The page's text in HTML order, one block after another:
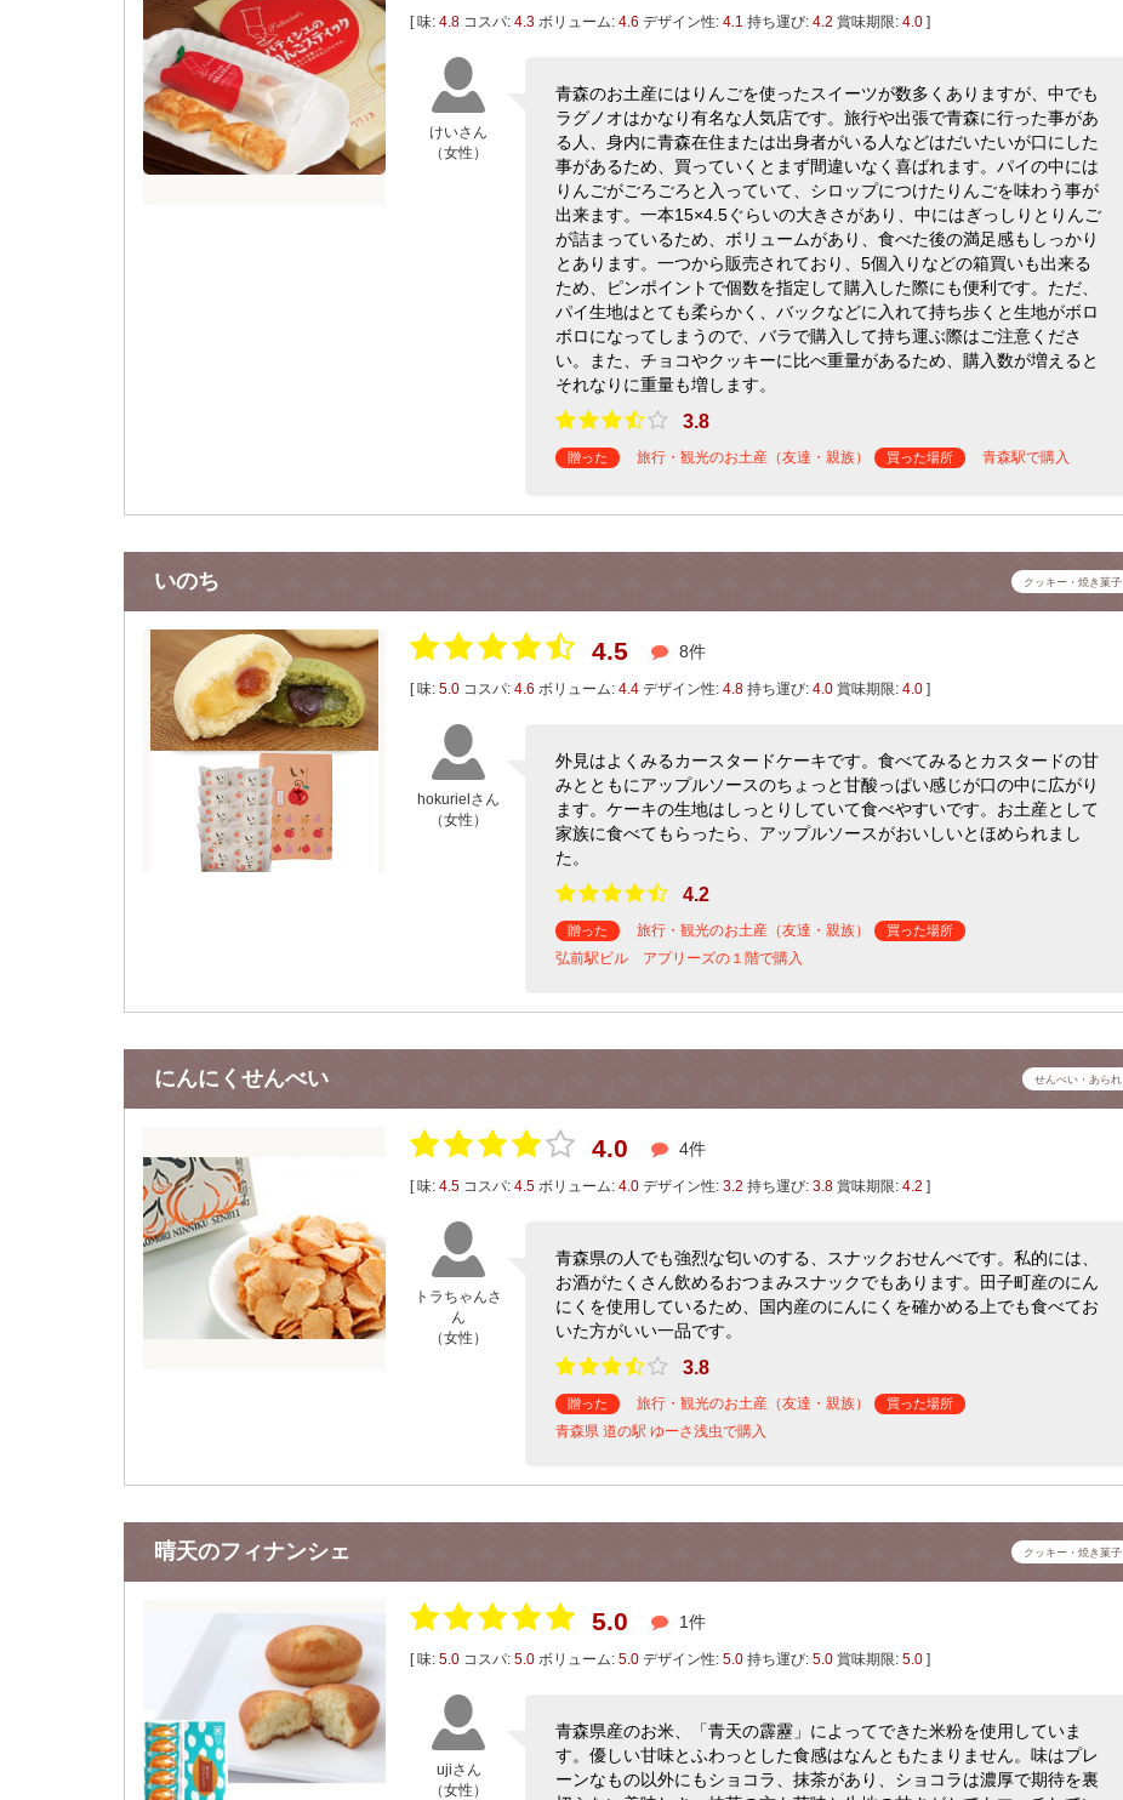
[ 味: 4.8 コスパ: 4.3 ボリューム: 4.6 デザイン性: 4.1 持ち運び: 4.2 賞味期限: 4.0 ]
けいさん
（女性）
青森のお土産にはりんごを使ったスイーツが数多くありますが、中でも
ラグノオはかなり有名な人気店です。旅行や出張で青森に行った事があ
る人、身内に青森在住または出身者がいる人などはだいたいが口にした
事があるため、買っていくとまず間違いなく喜ばれます。パイの中には
りんごがごろごろと入っていて、シロップにつけたりんごを味わう事が
出来ます。一本15×4.5ぐらいの大きさがあり、中にはぎっしりとりんご
が詰まっているため、ボリュームがあり、食べた後の満足感もしっかり
とあります。一つから販売されており、5個入りなどの箱買いも出来る
ため、ピンポイントで個数を指定して購入した際にも便利です。ただ、
パイ生地はとても柔らかく、バックなどに入れて持ち歩くと生地がボロ
ボロになってしまうので、バラで購入して持ち運ぶ際はご注意くださ
い。また、チョコやクッキーに比べ重量があるため、購入数が増えると
それなりに重量も増します。
3.8
贈った 旅行・観光のお土産（友達・親族） 買った場所 青森駅で購入
いのち クッキー・焼き菓子
4.5 8件
[ 味: 5.0 コスパ: 4.6 ボリューム: 4.4 デザイン性: 4.8 持ち運び: 4.0 賞味期限: 4.0 ]
hokurielさん
（女性）
外見はよくみるカースタードケーキです。食べてみるとカスタードの甘
みとともにアップルソースのちょっと甘酸っぱい感じが口の中に広がり
ます。ケーキの生地はしっとりしていて食べやすいです。お土産として
家族に食べてもらったら、アップルソースがおいしいとほめられまし
た。
4.2
贈った 旅行・観光のお土産（友達・親族） 買った場所
弘前駅ビル アプリーズの１階で購入
にんにくせんべい せんべい・あられ
4.0 4件
[ 味: 4.5 コスパ: 4.5 ボリューム: 4.0 デザイン性: 3.2 持ち運び: 3.8 賞味期限: 4.2 ]
トラちゃんさ
ん
（女性）
青森県の人でも強烈な匂いのする、スナックおせんべです。私的には、
お酒がたくさん飲めるおつまみスナックでもあります。田子町産のにん
にくを使用しているため、国内産のにんにくを確かめる上でも食べてお
いた方がいい一品です。
3.8
贈った 旅行・観光のお土産（友達・親族） 買った場所
青森県 道の駅 ゆーさ浅虫で購入
晴天のフィナンシェ クッキー・焼き菓子
5.0 1件
[ 味: 5.0 コスパ: 5.0 ボリューム: 5.0 デザイン性: 5.0 持ち運び: 5.0 賞味期限: 5.0 ]
ujiさん
（女性）
青森県産のお米、「青天の霹靂」によってできた米粉を使用していま
す。優しい甘味とふわっとした食感はなんともたまりません。味はプレ
ーンなもの以外にもショコラ、抹茶があり、ショコラは濃厚で期待を裏